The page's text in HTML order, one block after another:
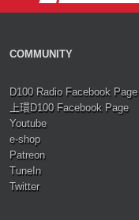
COMMUNITY
D100 Radio Facebook Page
上環D100 Facebook Page
Youtube
e-shop
Patreon
TuneIn
Twitter